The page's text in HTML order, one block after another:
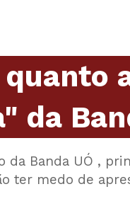
da
da Banda UÓ ,
ter medo de